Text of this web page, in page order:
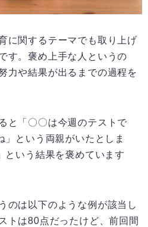
に関するテーマでも取り上げ
す。褒め上手な人というの
力や結果が出るまでの過程を
と「〇〇は今週のテストで
という両親がいたとしま
という結果を褒めています
のは以下のような例が該当し
トは80点だったけど、前回間